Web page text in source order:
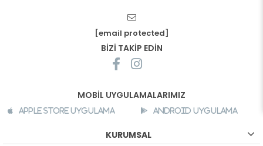
[email protected]
BİZİ TAKİP EDİN
MOBİL UYGULAMALARIMIZ
Apple Store Uygulama Android Uygulama
KURUMSAL